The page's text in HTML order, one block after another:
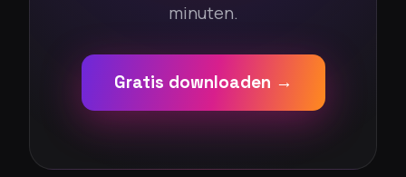
minuten.
Gratis downloaden →